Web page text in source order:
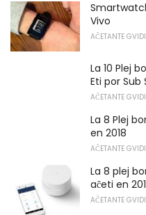
Vivo
AĈETANTE
La 10 Plej
Eti por Sub
AĈETANTE
La 8 Plej
en 2018
AĈETANTE
La 8 plej
aĉeti en
AĈETANTE